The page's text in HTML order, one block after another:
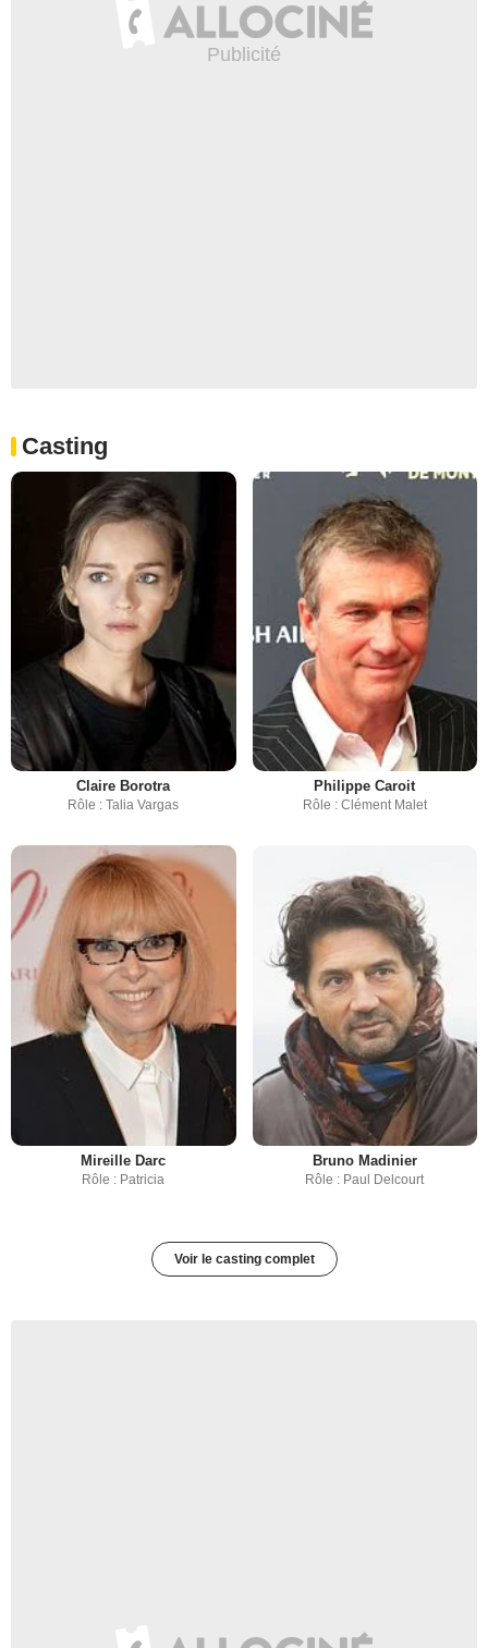
Casting
Claire Borotra
Rôle : Talia Vargas
Philippe Caroit
Rôle : Clément Malet
Mireille Darc
Rôle : Patricia
Bruno Madinier
Rôle : Paul Delcourt
Voir le casting complet